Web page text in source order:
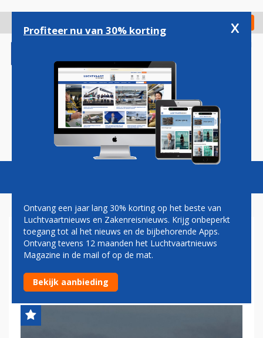
gaan
Check in
Magazine Podcasts Vacatures
'VERKEERSLEIDERS
SCHULDIG AAN CRASH POOLS
REGERINGSVLIEGTUIG'
Profiteer nu van 30% korting x
Ontvang een jaar lang 30% korting op het beste van
Luchtvaartnieuws en Zakenreisnieuws. Krijg onbeperkt
toegang tot al het nieuws en de bijbehorende Apps.
Ontvang tevens 12 maanden het Luchtvaartnieuws
Magazine in de mail of op de mat.
Bekijk aanbieding